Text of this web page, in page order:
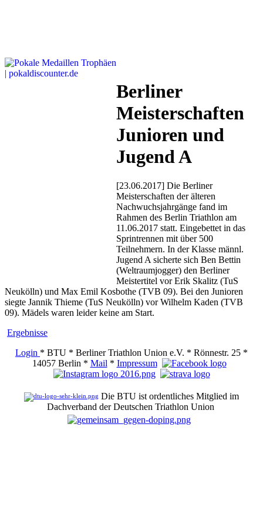
Berliner
Meisterschaften
Junioren und
Jugend A
[23.06.2017] Die Berliner
Meisterschaften der älteren
Nachwuchsjahrgänge fand im
Rahmen des Berlin Triathlon am
11.06.2017 statt. Eingebettet in das
Sprintrennen mit über 500
Teilnehmern. In der Klasse männl.
Jugend A sicherte sich Ben Bettin
(Weltraumjogger) den Berliner
Meistertitel vor Erik Skalitz (TuS
Neukölln) und Max Emil Kosbothe (TVB 09). Bei den Junioren
siegte Jannik Thieme (TuS Neukölln) vor Wilhelm Kaden (TVB
09). Mädels waren leider keine am Start.
Ergebnisse
Login * BTU * Berliner Triathlon Union e.V. * Rönnestr. 25 *
14057 Berlin * Mail * Impressum
Die BTU ist ordentliches Mitglied im
Dachverband der Deutschen Triathlon Union